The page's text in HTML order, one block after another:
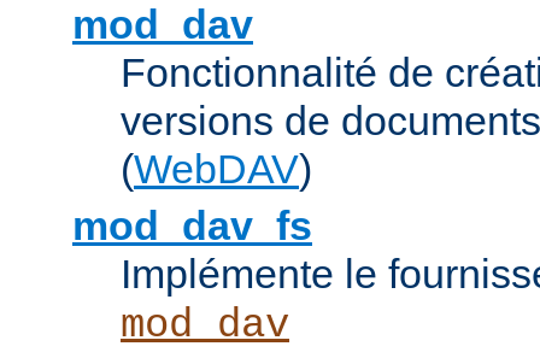
mod_dav
Fonctionnalité de
versions de
(WebDAV)
mod_dav_fs
Implémente le
mod_dav